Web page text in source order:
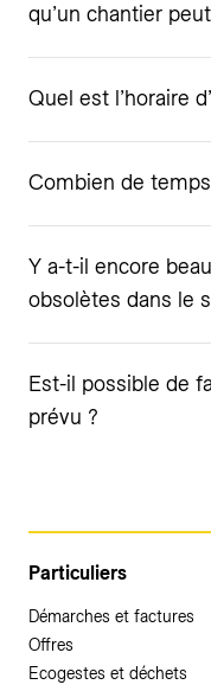
qu’un chantier
Quel est l’horaire
Combien de
Y a-t-il encore
obsolètes dans le
Est-il possible de
prévu ?
Particuliers
Démarches et factures
Offres
Ecogestes et déchets